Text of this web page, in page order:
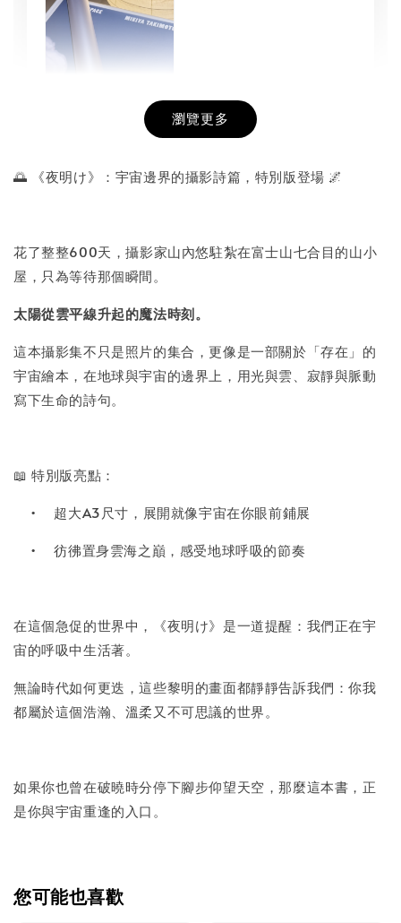
NT$ 50
- +
加入購物車
瀏覽更多
🌅 《夜明け》：宇宙邊界的攝影詩篇，特別版登場 🌌
花了整整600天，攝影家山內悠駐紮在富士山七合目的山小
屋，只為等待那個瞬間。
太陽從雲平線升起的魔法時刻。
這本攝影集不只是照片的集合，更像是一部關於「存在」的
宇宙繪本，在地球與宇宙的邊界上，用光與雲、寂靜與脈動
寫下生命的詩句。
📖 特別版亮點：
•
超大A3尺寸，展開就像宇宙在你眼前鋪展
•
彷彿置身雲海之巔，感受地球呼吸的節奏
在這個急促的世界中，《夜明け》是一道提醒：我們正在宇
宙的呼吸中生活著。
無論時代如何更迭，這些黎明的畫面都靜靜告訴我們：你我
都屬於這個浩瀚、溫柔又不可思議的世界。
如果你也曾在破曉時分停下腳步仰望天空，那麼這本書，正
是你與宇宙重逢的入口。
您可能也喜歡